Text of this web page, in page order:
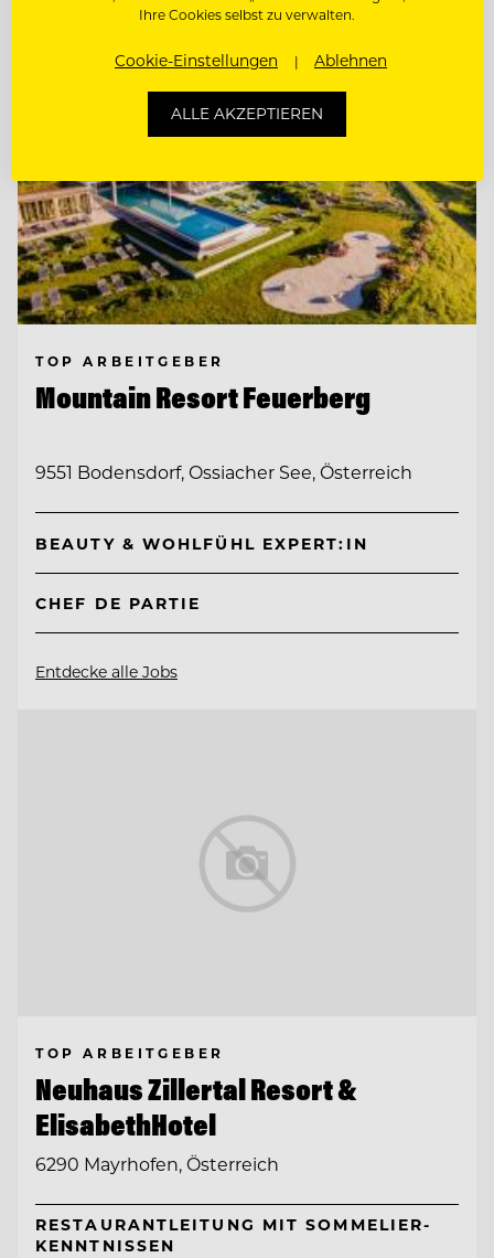
TOP ARBEITGEBER
Mountain Resort Feuerberg
9551 Bodensdorf, Ossiacher See, Österreich
BEAUTY & WOHLFÜHL EXPERT:IN
CHEF DE PARTIE
Entdecke alle Jobs
TOP ARBEITGEBER
Neuhaus Zillertal Resort &
ElisabethHotel
6290 Mayrhofen, Österreich
RESTAURANTLEITUNG MIT SOMMELIER-
KENNTNISSEN
Ihre Cookies selbst zu verwalten.
Cookie-Einstellungen Ablehnen
ALLE AKZEPTIEREN